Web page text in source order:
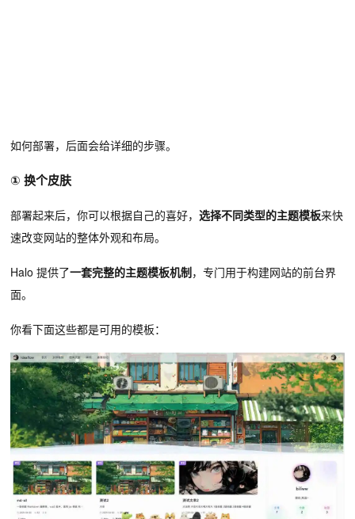
如何部署，后面会给详细的步骤。
① 换个皮肤
部署起来后，你可以根据自己的喜好， 选择不同类型的主题模板来快
速改变网站的整体外观和布局。
Halo 提供了一套完整的主题模板机制，专门用于构建网站的前台界
面。
你看下面这些都是可用的模板：